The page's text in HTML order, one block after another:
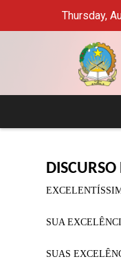
Thursday,
SUA
SUAS